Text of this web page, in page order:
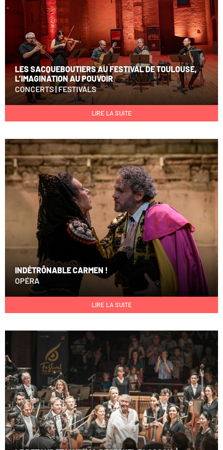
LES SACQUEBOUTIERS AU FESTIVAL DE TOULOUSE,
L’IMAGINATION AU POUVOIR
CONCERTS|FESTIVALS
LIRE LA SUITE
INDÉTRÔNABLE CARMEN !
OPÉRA
LIRE LA SUITE